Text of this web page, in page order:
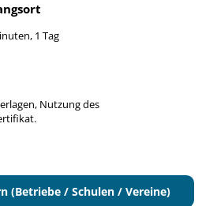
1 Tag
Nutzung des
(Betriebe / Schulen / Vereine)